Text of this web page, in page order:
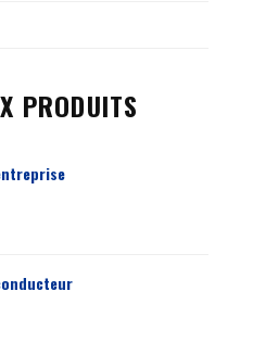
PRODUITS